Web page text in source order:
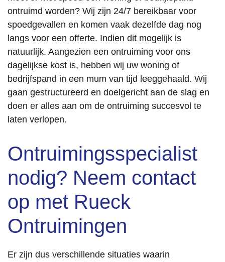
ontruimd worden? Wij zijn 24/7 bereikbaar voor
spoedgevallen en komen vaak dezelfde dag nog
langs voor een offerte. Indien dit mogelijk is
natuurlijk. Aangezien een ontruiming voor ons
dagelijkse kost is, hebben wij uw woning of
bedrijfspand in een mum van tijd leeggehaald. Wij
gaan gestructureerd en doelgericht aan de slag en
doen er alles aan om de ontruiming succesvol te
laten verlopen.
Ontruimingsspecialist
nodig? Neem contact
op met Rueck
Ontruimingen
Er zijn dus verschillende situaties waarin